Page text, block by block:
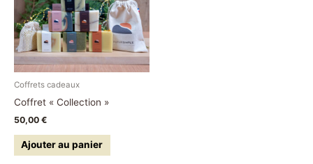
Coffrets cadeaux
Coffret « Collection »
50,00 €
Ajouter au panier